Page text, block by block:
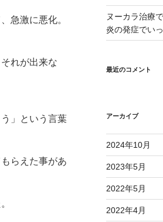
急激に悪化。
れが出来な
」という言葉
らえた事があ
ヌーカラ治療
炎の発症でい
最近のコメント
アーカイブ
2024年10月
2023年5月
2022年5月
2022年4月